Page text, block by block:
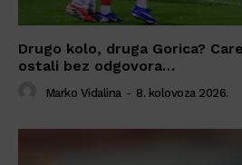
Drugo kolo, druga Gorica?
ostali bez odgovora…
Marko Vidalina - 8. kolovoza 2026.